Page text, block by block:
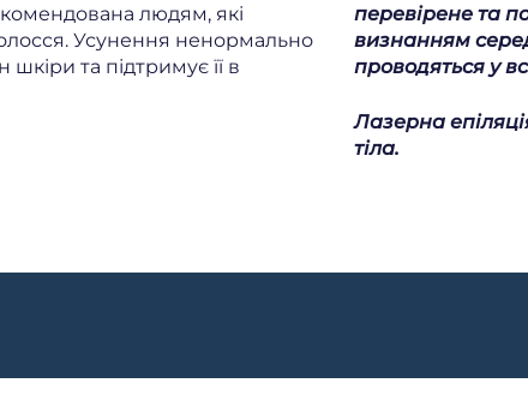
людям, які
Усунення ненормально
та підтримує її в
перевірене та
визнанням
проводяться у
Лазерна
тіла.